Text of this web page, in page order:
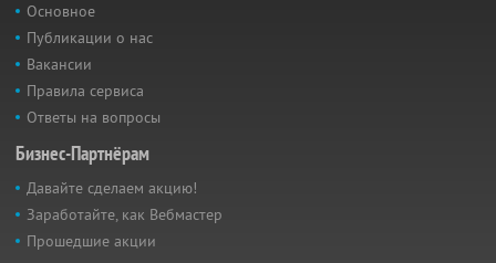
Основное
Публикации о нас
Вакансии
Правила сервиса
Ответы на вопросы
Бизнес-Партнёрам
Давайте сделаем акцию!
Заработайте, как Вебмастер
Прошедшие акции